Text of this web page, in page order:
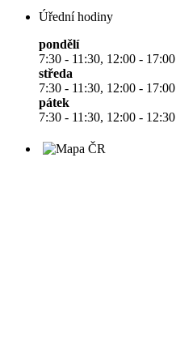
Úřední hodiny
pondělí
7:30 - 11:30, 12:00 - 17:00
středa
7:30 - 11:30, 12:00 - 17:00
pátek
7:30 - 11:30, 12:00 - 12:30